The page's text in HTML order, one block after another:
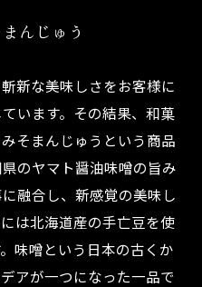
んじゅう
新な美味しさをお客様に
います。その結果、和菓
そまんじゅうという商品
のヤマト醤油味噌の旨み
融合し、新感覚の美味し
は北海道産の手亡豆を使
味噌という日本の古くか
アが一つになった一品で